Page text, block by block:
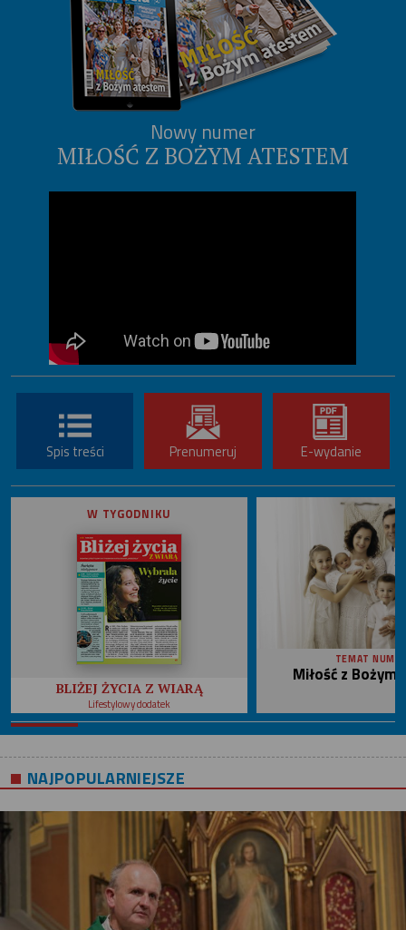
Nowy numer
MIŁOŚĆ Z BOŻYM ATESTEM
Spis treści Prenumeruj E-wydanie
W TYGODNIKU
BLIŻEJ ŻYCIA Z WIARĄ
Lifestylowy dodatek
TEMAT
Miłość z
NAJPOPULARNIEJSZE